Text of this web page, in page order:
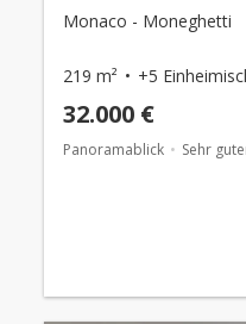
Monaco - Moneghetti
219 m² +5
32.000 €
Panoramablick Sehr